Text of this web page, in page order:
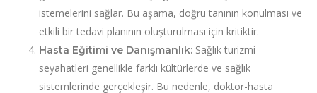
istemelerini sağlar. Bu aşama, doğru tanının konulması ve
etkili bir tedavi planının oluşturulması için kritiktir.
Hasta Eğitimi ve Danışmanlık: Sağlık turizmi
seyahatleri genellikle farklı kültürlerde ve sağlık
sistemlerinde gerçekleşir. Bu nedenle, doktor-hasta